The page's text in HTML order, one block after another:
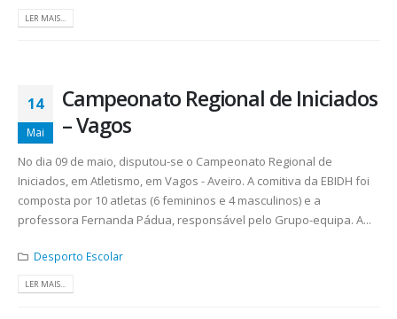
LER MAIS...
14
Mai
Campeonato Regional de Iniciados
– Vagos
No dia 09 de maio, disputou-se o Campeonato Regional de
Iniciados, em Atletismo, em Vagos - Aveiro. A comitiva da EBIDH foi
composta por 10 atletas (6 femininos e 4 masculinos) e a
professora Fernanda Pádua, responsável pelo Grupo-equipa. A...
Desporto Escolar
LER MAIS...